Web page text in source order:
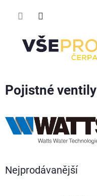
Pojistné ventily
Nejprodávanější